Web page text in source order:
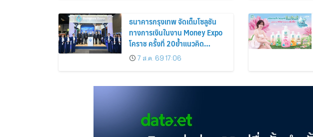
ธนาคารกรุงเทพ จัดเต็มโซลูชัน
ทางการเงินในงาน Money Expo
โคราช ครั้งที่ 20ย้ำแนวคิด
“Bangkok Bank: Growing with
You”
7 ส.ค. 69 17:06